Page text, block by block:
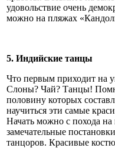
удовольствие очень
можно на пляжах
5. Индийские танцы
Что первым приходит на
Слоны? Чай? Танцы!
половину которых
научиться эти самые
Начать можно с похода
замечательные
танцоров. Красивые